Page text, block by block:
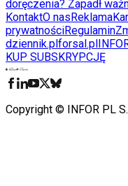
doręczenia? Zapadł
KontaktO nasReklama
prywatnościRegulamin
dziennik.plforsal.pl
KUP SUBSKRYPCJĘ
Copyright © INFOR PL